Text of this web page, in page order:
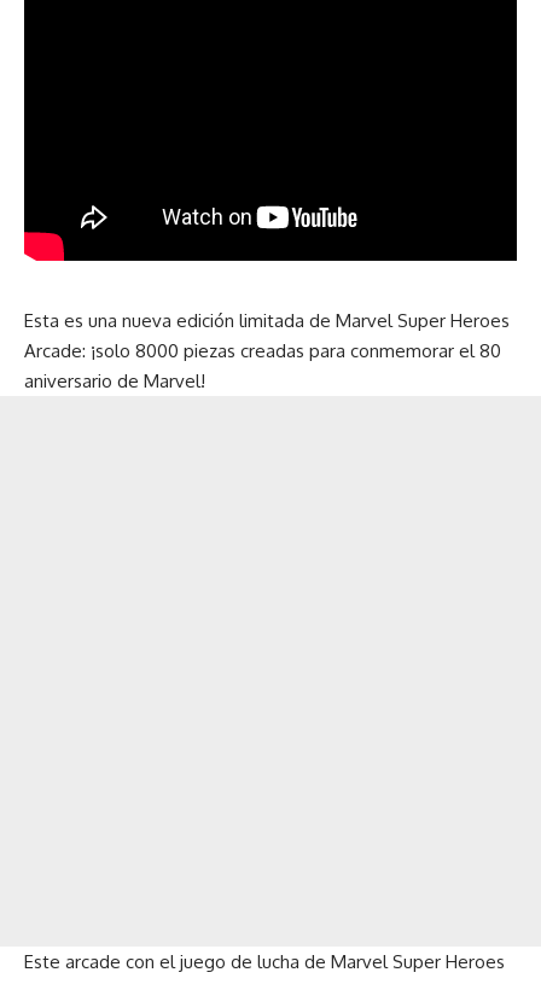
Esta es una nueva edición limitada de Marvel Super Heroes
Arcade: ¡solo 8000 piezas creadas para conmemorar el 80
aniversario de Marvel!
Este arcade con el juego de lucha de Marvel Super Heroes